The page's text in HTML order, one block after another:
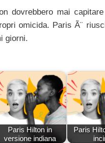
dovrebbero mai
omicida. Paris Ã¨
giorni.
Paris Hilton in
versione indiana
Paris